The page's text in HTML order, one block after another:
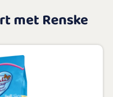
met Renske